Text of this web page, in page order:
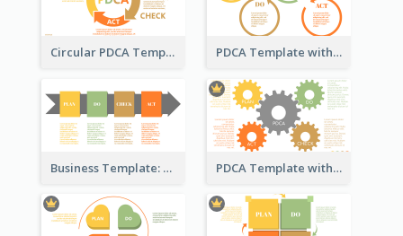
Circular PDCA Template PDCA Template with Rings
Business Template: PDCA in a Flow PDCA Template with Gears